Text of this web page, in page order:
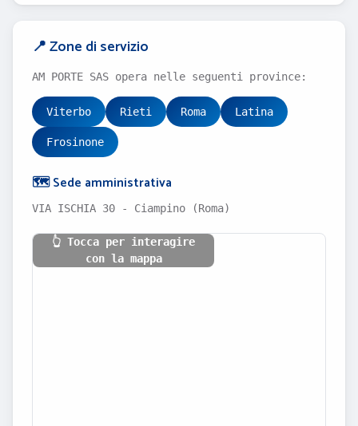
📍 Zone di servizio
AM PORTE SAS opera nelle seguenti province:
Viterbo Rieti Roma Latina
Frosinone
🗺️ Sede amministrativa
VIA ISCHIA 30 - Ciampino (Roma)
👆 Tocca per interagire
con la mappa